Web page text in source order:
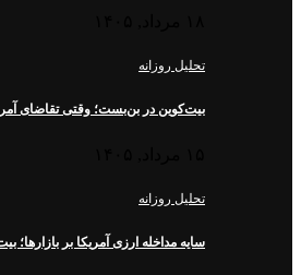
تحلیل روزانه
بیت‌کوین در بن‌بست؛ وقتی تقاضای
تحلیل روزانه
سایه مداخله ارزی آمریکا بر بازارها؛